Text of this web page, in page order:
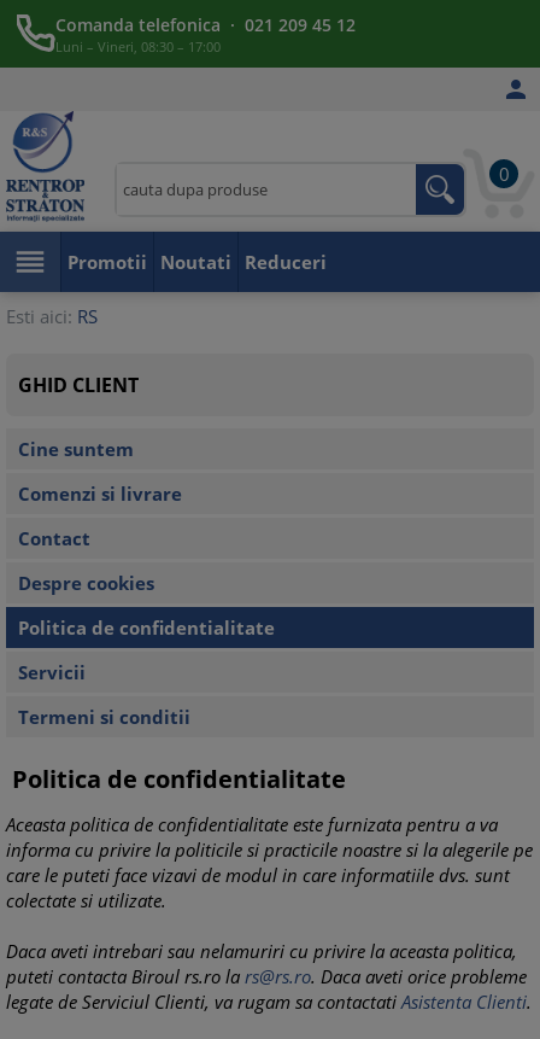
Comanda telefonica · 021 209 45 12
Luni – Vineri, 08:30 – 17:00

0
 Promotii Noutati Reduceri
Esti aici: RS
GHID CLIENT
Cine suntem
Comenzi si livrare
Contact
Despre cookies
Politica de confidentialitate
Servicii
Termeni si conditii
Politica de confidentialitate
Aceasta politica de confidentialitate este furnizata pentru a va
informa cu privire la politicile si practicile noastre si la alegerile pe
care le puteti face vizavi de modul in care informatiile dvs. sunt
colectate si utilizate.
Daca aveti intrebari sau nelamuriri cu privire la aceasta politica,
puteti contacta Biroul rs.ro la rs@rs.ro. Daca aveti orice probleme
legate de Serviciul Clienti, va rugam sa contactatiAsistenta Clienti.